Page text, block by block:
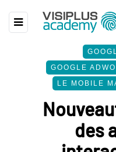
GOOGLE
LE MOBILE
des